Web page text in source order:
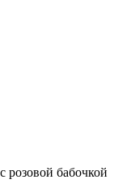
бабочкой